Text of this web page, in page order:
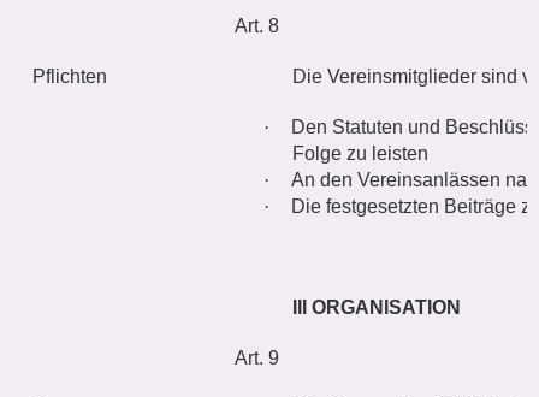
Art. 8
Pflichten Die Vereinsmitglieder sind
·
Den Statuten und
Folge zu leisten
·
An den Vereinsanlässen
·
Die festgesetzten Beiträge
III ORGANISATION
Art. 9